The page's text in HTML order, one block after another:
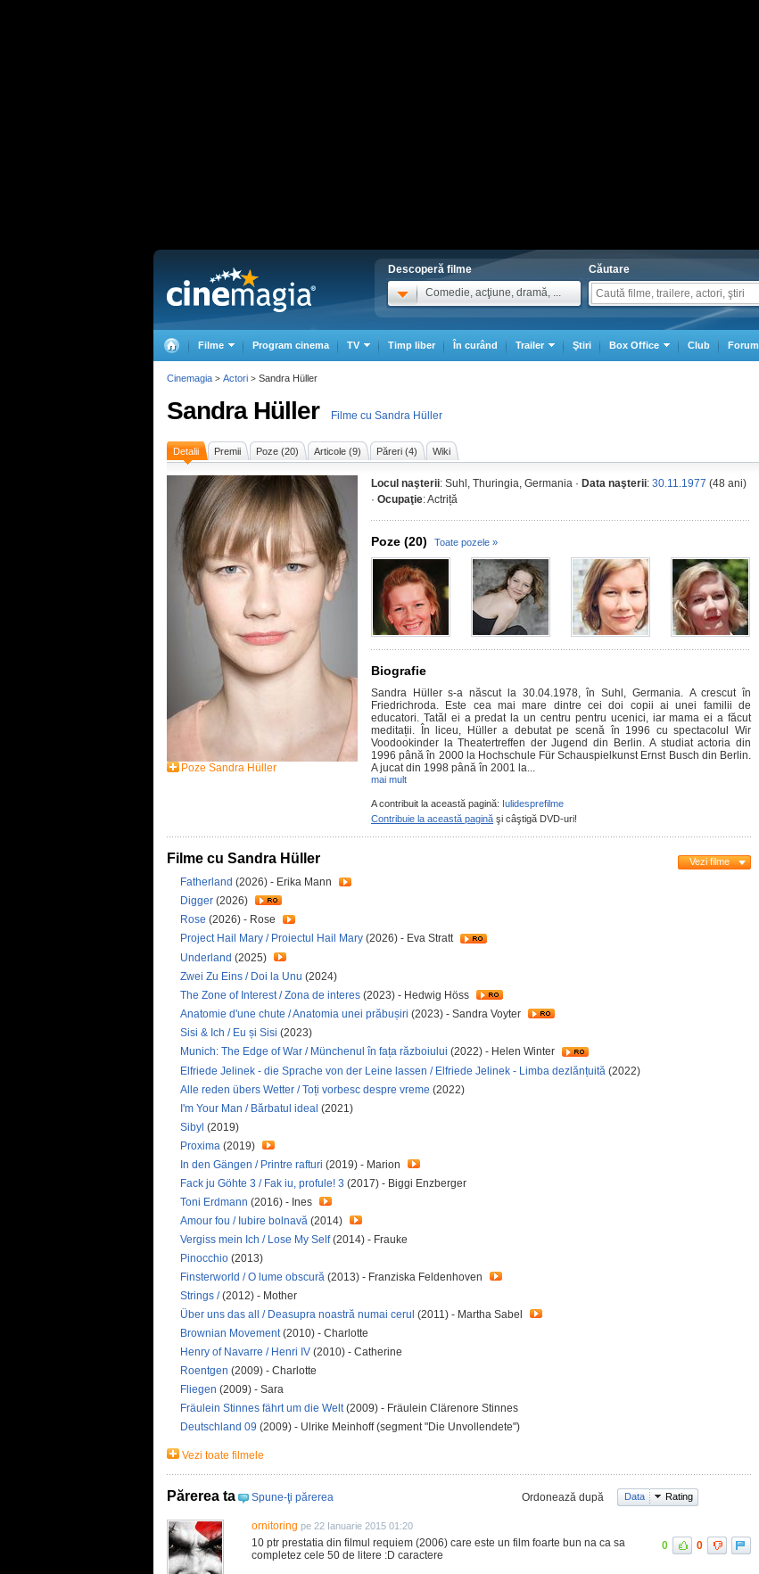
Descoperă filme
Comedie, acţiune, dramă, ...
Căutare
Filme Program cinema TV Timp liber În curând Trailer Ştiri Box Office Club Forum
Sandra Hüller Filme cu Sandra Hüller
Detalii Premii Poze (20) Articole (9) Păreri (4) Wiki
Poze Sandra Hüller
Locul naşterii: Suhl, Thuringia, Germania · Data naşterii: 30.11.1977 (48 ani)
· Ocupaţie: Actriță
Poze (20) Toate pozele »
Biografie
Sandra Hüller s-a născut la 30.04.1978, în Suhl, Germania. A crescut în
Friedrichroda. Este cea mai mare dintre cei doi copii ai unei familii de
educatori. Tatăl ei a predat la un centru pentru ucenici, iar mama ei a făcut
meditații. În liceu, Hüller a debutat pe scenă în 1996 cu spectacolul Wir
Voodookinder la Theatertreffen der Jugend din Berlin. A studiat actoria din
1996 până în 2000 la Hochschule Für Schauspielkunst Ernst Busch din Berlin.
A jucat din 1998 până în 2001 la...
mai mult
A contribuit la această pagină: Iulidesprefilme
Contribuie la această pagină şi câştigă DVD-uri!
Filme cu Sandra Hüller Vezi filme
Fatherland (2026) - Erika Mann
Digger (2026)
Rose (2026) - Rose
Project Hail Mary / Proiectul Hail Mary (2026) - Eva Stratt
Underland (2025)
Zwei Zu Eins / Doi la Unu (2024)
The Zone of Interest / Zona de interes (2023) - Hedwig Höss
Anatomie d'une chute / Anatomia unei prăbușiri (2023) - Sandra Voyter
Sisi & Ich / Eu și Sisi (2023)
Munich: The Edge of War / Münchenul în fața războiului (2022) - Helen Winter
Elfriede Jelinek - die Sprache von der Leine lassen / Elfriede Jelinek - Limba dezlănțuită (2022)
Alle reden übers Wetter / Toți vorbesc despre vreme (2022)
I'm Your Man / Bărbatul ideal (2021)
Sibyl (2019)
Proxima (2019)
In den Gängen / Printre rafturi (2019) - Marion
Fack ju Göhte 3 / Fak iu, profule! 3 (2017) - Biggi Enzberger
Toni Erdmann (2016) - Ines
Amour fou / Iubire bolnavă (2014)
Vergiss mein Ich / Lose My Self(2014) - Frauke
Pinocchio (2013)
Finsterworld / O lume obscură (2013) - Franziska Feldenhoven
Strings /(2012) - Mother
Über uns das all / Deasupra noastră numai cerul (2011) - Martha Sabel
Brownian Movement (2010) - Charlotte
Henry of Navarre / Henri IV (2010) - Catherine
Roentgen (2009) - Charlotte
Fliegen (2009) - Sara
Fräulein Stinnes fährt um die Welt (2009) - Fräulein Clärenore Stinnes
Deutschland 09 (2009) - Ulrike Meinhoff (segment "Die Unvollendete")
Vezi toate filmele
Părerea ta Spune-ţi părerea Ordonează după Data Rating
ornitoring pe 22 Ianuarie 2015 01:20
10 ptr prestatia din filmul requiem (2006) care este un film foarte bun na ca sa
completez cele 50 de litere :D caractere
0 0
Cinemagia > Actori > Sandra Hüller